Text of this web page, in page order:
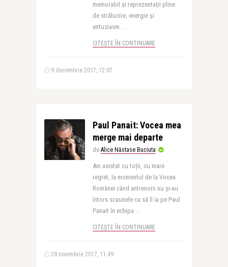
memorabil și reprezentații pline
de strălucire, energie și
entuziasm. ..
CITEȘTE ÎN CONTINUARE
9 decembrie 2017, 12:07
Paul Panait: Vocea mea
merge mai departe
de Alice Năstase Buciuta
Am asistat cu toții, cu mare
regret, la momentul de la Vocea
Românei când antrenorii nu și-au
întors scaunele ca să îl ia pe Paul
Panait în echipa ..
CITEȘTE ÎN CONTINUARE
28 noiembrie 2017, 11:49